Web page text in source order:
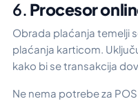
6. Procesor
Obrada plaćanja temelji
plaćanja karticom.
kako bi se transakcija
Ne nema potrebe za